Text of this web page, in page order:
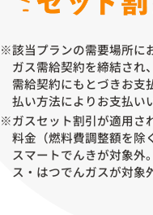
※該当プランの需要場所に
ガス需給契約を締結され
需給契約にもとづきお支
払い方法によりお支払い
※ガスセット割引が適用さ
料金（燃料費調整額を除
スマートでんきが対象外
ス・はつでんガスが対象